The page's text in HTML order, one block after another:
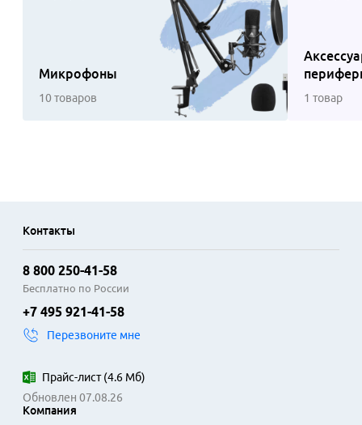
Микрофоны
10 товаров 1 товар
Контакты
8 800 250-41-58
Бесплатно по России
+7 495 921-41-58
Перезвоните мне
Прайс-лист(4.6 Мб)
Обновлен 07.08.26
Компания